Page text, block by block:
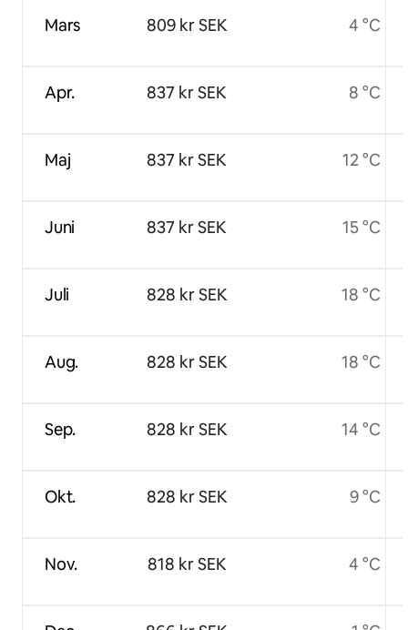
Mars
Apr.
Maj
Juni
Juli
Aug.
Sep.
Okt.
Nov.
809 kr SEK
837 kr SEK
837 kr SEK
837 kr SEK
828 kr SEK
828 kr SEK
828 kr SEK
828 kr SEK
818 kr SEK
4 °C
8 °C
12 °C
15 °C
18 °C
18 °C
14 °C
9 °C
4 °C